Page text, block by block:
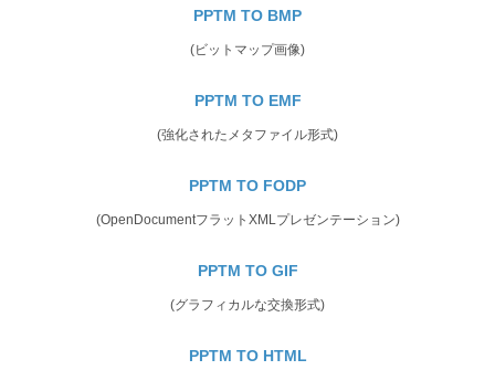
PPTM TO BMP
(ビットマップ画像)
PPTM TO EMF
(強化されたメタファイル形式)
PPTM TO FODP
(OpenDocumentフラットXMLプレゼンテーション)
PPTM TO GIF
(グラフィカルな交換形式)
PPTM TO HTML